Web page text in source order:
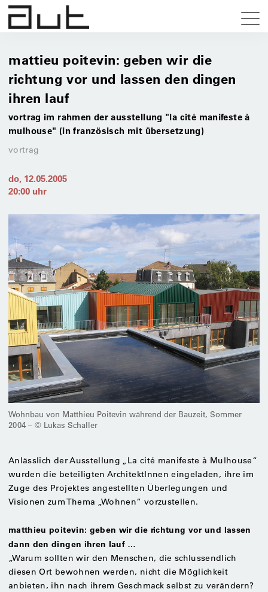
mattieu poitevin: geben wir die
richtung vor und lassen den dingen
ihren lauf
vortrag im rahmen der ausstellung "la cité manifeste à
mulhouse" (in französisch mit übersetzung)
vortrag
do, 12.05.2005
20:00 uhr
Wohnbau von Matthieu Poitevin während der Bauzeit, Sommer
2004 – © Lukas Schaller
Anlässlich der Ausstellung „La cité manifeste à Mulhouse“
wurden die beteiligten ArchitektInnen eingeladen, ihre im
Zuge des Projektes angestellten Überlegungen und
Visionen zum Thema „Wohnen“ vorzustellen.
matthieu poitevin: geben wir die richtung vor und lassen
dann den dingen ihren lauf …
„Warum sollten wir den Menschen, die schlussendlich
diesen Ort bewohnen werden, nicht die Möglichkeit
anbieten, ihn nach ihrem Geschmack selbst zu verändern?